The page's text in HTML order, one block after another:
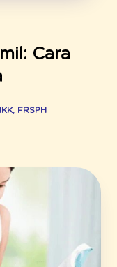
Cara
FRSPH